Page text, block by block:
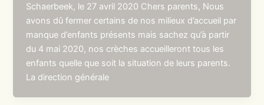
Schaerbeek, le 27 avril 2020 Chers parents, Nous
avons dû fermer certains de nos milieux d’accueil par
manque d’enfants présents mais sachez qu’à partir
du 4 mai 2020, nos crèches accueilleront tous les
enfants quelle que soit la situation de leurs parents.
La direction générale